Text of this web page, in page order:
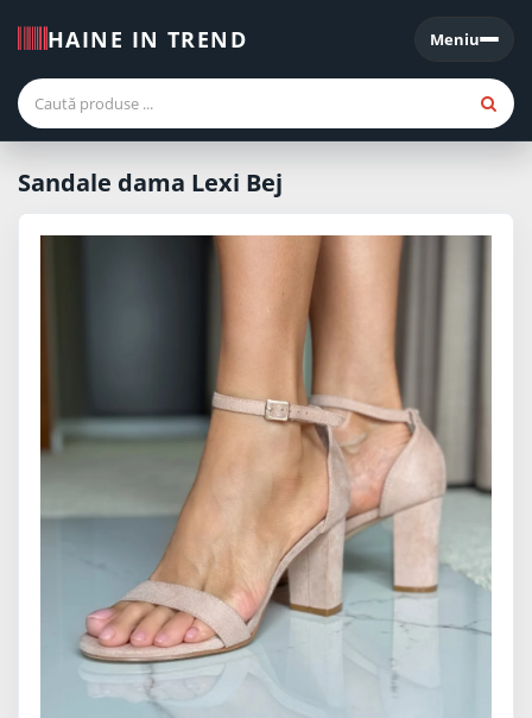
HAINE IN TREND Meniu
Meniu
Sandale dama Lexi Bej